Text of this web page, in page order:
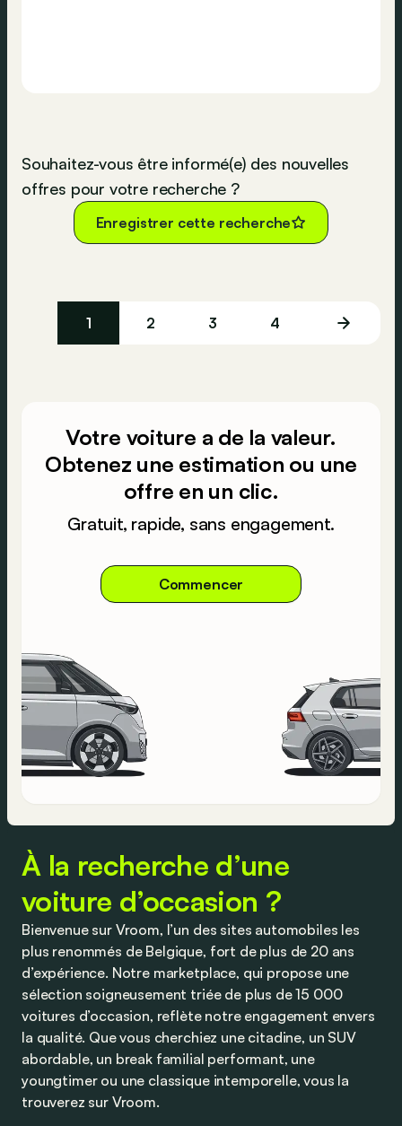
Souhaitez-vous être informé(e) des nouvelles
offres pour votre recherche ?
Enregistrer cette recherche
1 2 3 4
Votre voiture a de la valeur.
Obtenez une estimation ou une
offre en un clic.
Gratuit, rapide, sans engagement.
Commencer
À la recherche d’une
voiture d’occasion ?
Bienvenue sur Vroom, l’un des sites automobiles les
plus renommés de Belgique, fort de plus de 20 ans
d’expérience. Notre marketplace, qui propose une
sélection soigneusement triée de plus de 15 000
voitures d’occasion, reflète notre engagement envers
la qualité. Que vous cherchiez une citadine, un SUV
abordable, un break familial performant, une
youngtimer ou une classique intemporelle, vous la
trouverez sur Vroom.